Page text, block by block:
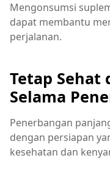
Mengonsumsi
dapat membantu
perjalanan.
Tetap Sehat
Selama
Penerbangan
dengan persiapan
kesehatan dan